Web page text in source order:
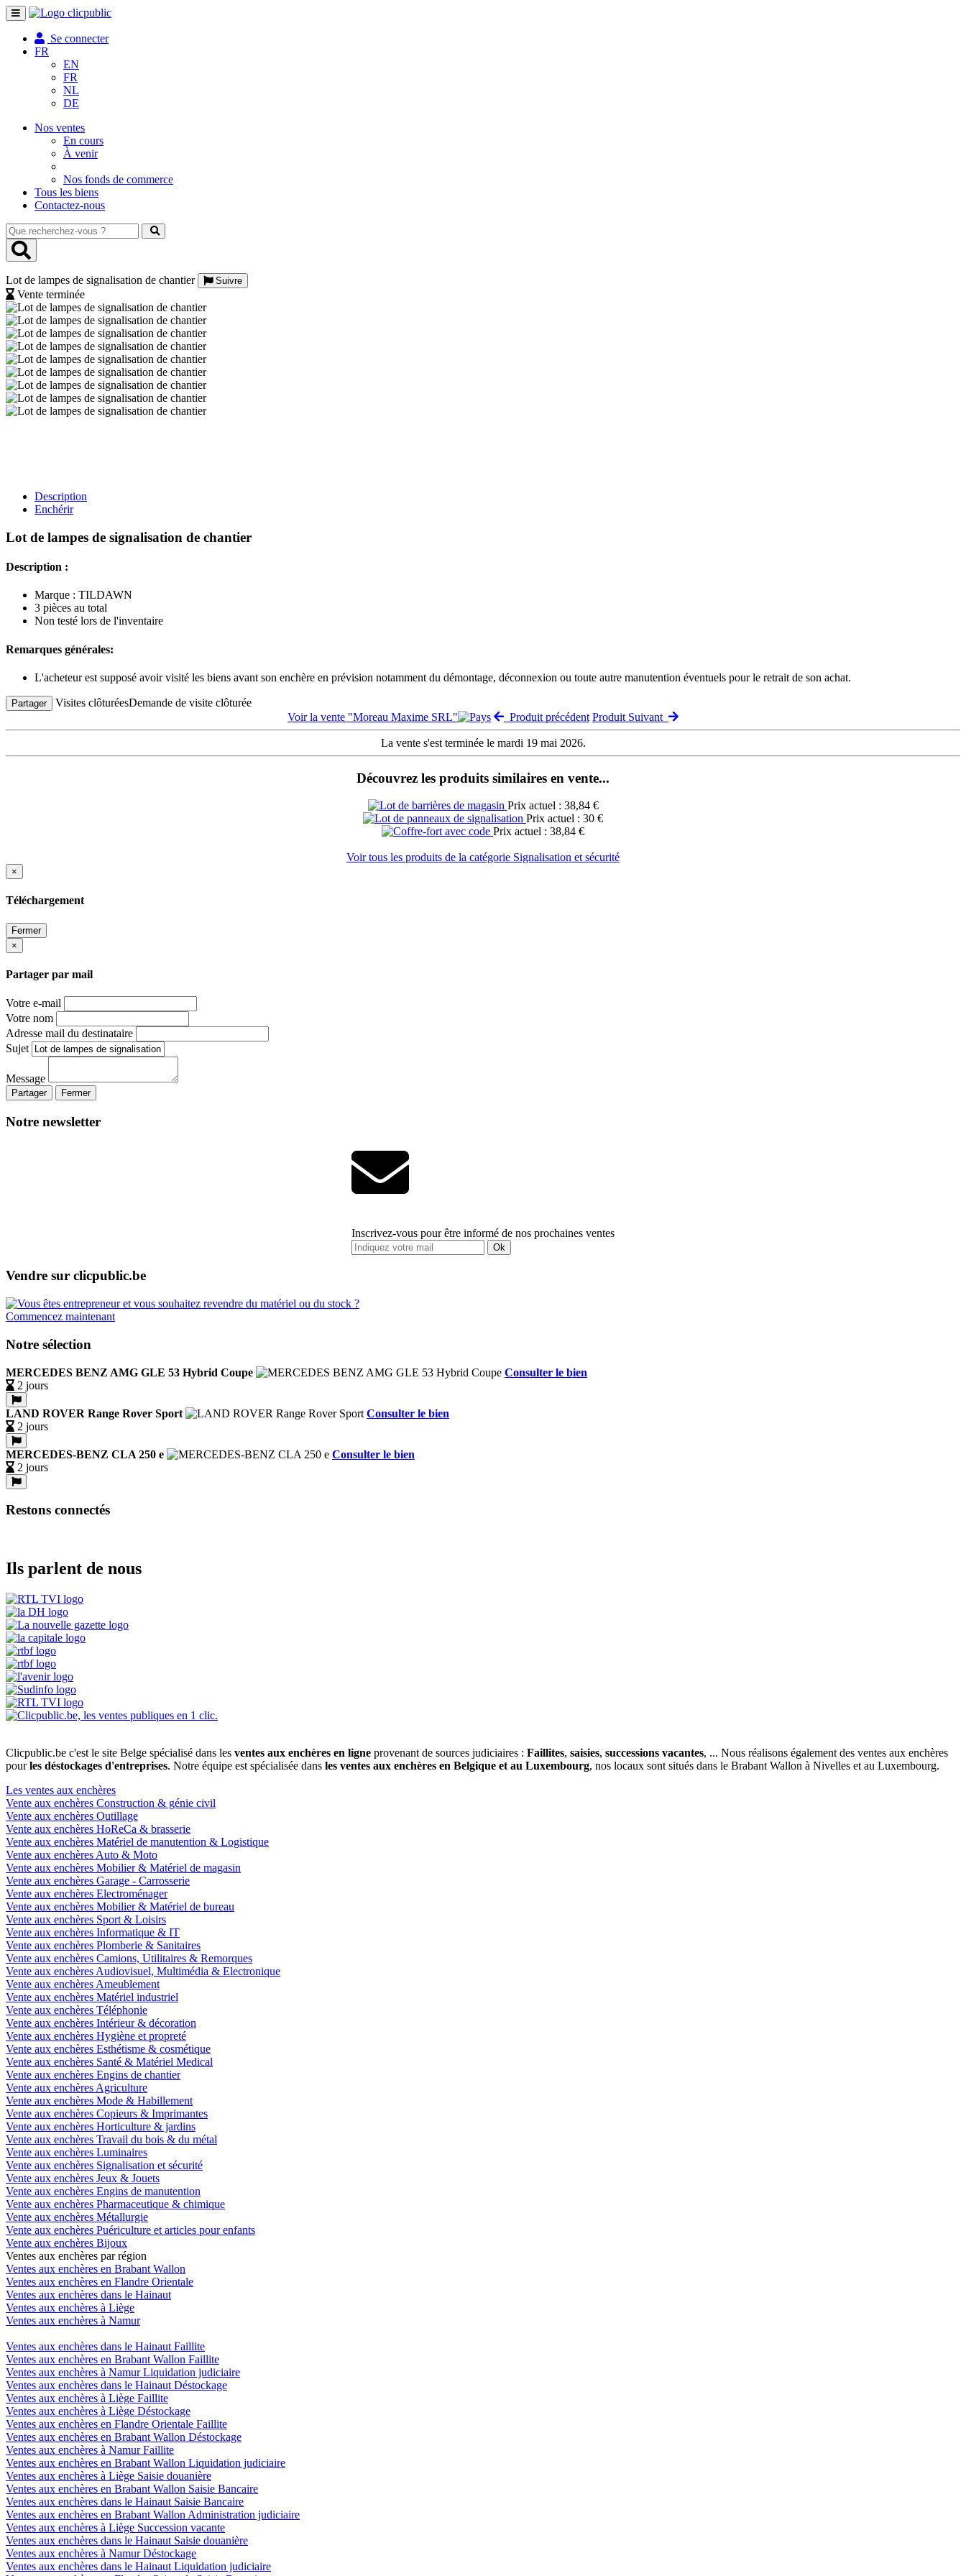
Toggle
navigation
Se connecter
FR
EN
FR
NL
DE
Nos ventes
En cours
À venir
Nos fonds de commerce
Tous les biens
Contactez-nous
Que
recherchez-
vous
Lot de lampes de signalisation de chantier
Suivre
Vente terminée
Description
Enchérir
Lot de lampes de signalisation de chantier
Description :
Marque : TILDAWN
3 pièces au total
Non testé lors de l'inventaire
Remarques générales:
L'acheteur est supposé avoir visité les biens avant son enchère en prévision notamment du démontage, déconnexion ou toute autre manutention éventuels pour le retrait de son achat.
Partager Visites clôturéesDemande de visite clôturée
Voir la vente "Moreau Maxime SRL"
Produit précédent Produit Suivant
La vente s'est terminée le mardi 19 mai 2026.
Découvrez les produits similaires en vente...
Prix actuel : 38,84 €
Prix actuel : 30 €
Prix actuel : 38,84 €
Voir tous les produits de la catégorie Signalisation et sécurité
×
Téléchargement
Fermer
×
Partager par mail
Votre e-mail
Votre nom
Adresse mail du destinataire
Sujet
Message
Partager Fermer
Notre newsletter
Inscrivez-vous pour être informé de nos prochaines ventes
Ok
Vendre sur clicpublic.be
Commencez maintenant
Notre sélection
MERCEDES BENZ AMG GLE 53 Hybrid Coupe
Consulter le bien
2 jours
LAND ROVER Range Rover Sport
Consulter le bien
2 jours
MERCEDES-BENZ CLA 250 e
Consulter le bien
2 jours
Restons connectés
Ils parlent de nous
Clicpublic.be c'est le site Belge spécialisé dans les ventes aux enchères en ligne provenant de sources judiciaires : Faillites, saisies, successions vacantes, ... Nous réalisons également des ventes aux enchères
pourles déstockages d'entreprises. Notre équipe est spécialisée dans les ventes aux enchères en Belgique et au Luxembourg, nos locaux sont situés dans le Brabant Wallon à Nivelles et au Luxembourg.
Les ventes aux enchères
Vente aux enchères Construction & génie civil
Vente aux enchères Outillage
Vente aux enchères HoReCa & brasserie
Vente aux enchères Matériel de manutention & Logistique
Vente aux enchères Auto & Moto
Vente aux enchères Mobilier & Matériel de magasin
Vente aux enchères Garage - Carrosserie
Vente aux enchères Electroménager
Vente aux enchères Mobilier & Matériel de bureau
Vente aux enchères Sport & Loisirs
Vente aux enchères Informatique & IT
Vente aux enchères Plomberie & Sanitaires
Vente aux enchères Camions, Utilitaires & Remorques
Vente aux enchères Audiovisuel, Multimédia & Electronique
Vente aux enchères Ameublement
Vente aux enchères Matériel industriel
Vente aux enchères Téléphonie
Vente aux enchères Intérieur & décoration
Vente aux enchères Hygiène et propreté
Vente aux enchères Esthétisme & cosmétique
Vente aux enchères Santé & Matériel Medical
Vente aux enchères Engins de chantier
Vente aux enchères Agriculture
Vente aux enchères Mode & Habillement
Vente aux enchères Copieurs & Imprimantes
Vente aux enchères Horticulture & jardins
Vente aux enchères Travail du bois & du métal
Vente aux enchères Luminaires
Vente aux enchères Signalisation et sécurité
Vente aux enchères Jeux & Jouets
Vente aux enchères Engins de manutention
Vente aux enchères Pharmaceutique & chimique
Vente aux enchères Métallurgie
Vente aux enchères Puériculture et articles pour enfants
Vente aux enchères Bijoux
Ventes aux enchères par région
Ventes aux enchères en Brabant Wallon
Ventes aux enchères en Flandre Orientale
Ventes aux enchères dans le Hainaut
Ventes aux enchères à Liège
Ventes aux enchères à Namur
Ventes aux enchères dans le Hainaut Faillite
Ventes aux enchères en Brabant Wallon Faillite
Ventes aux enchères à Namur Liquidation judiciaire
Ventes aux enchères dans le Hainaut Déstockage
Ventes aux enchères à Liège Faillite
Ventes aux enchères à Liège Déstockage
Ventes aux enchères en Flandre Orientale Faillite
Ventes aux enchères en Brabant Wallon Déstockage
Ventes aux enchères à Namur Faillite
Ventes aux enchères en Brabant Wallon Liquidation judiciaire
Ventes aux enchères à Liège Saisie douanière
Ventes aux enchères en Brabant Wallon Saisie Bancaire
Ventes aux enchères dans le Hainaut Saisie Bancaire
Ventes aux enchères en Brabant Wallon Administration judiciaire
Ventes aux enchères à Liège Succession vacante
Ventes aux enchères dans le Hainaut Saisie douanière
Ventes aux enchères à Namur Déstockage
Ventes aux enchères dans le Hainaut Liquidation judiciaire